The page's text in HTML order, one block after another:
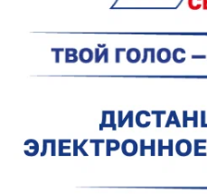
вчера в 21:00
Общество